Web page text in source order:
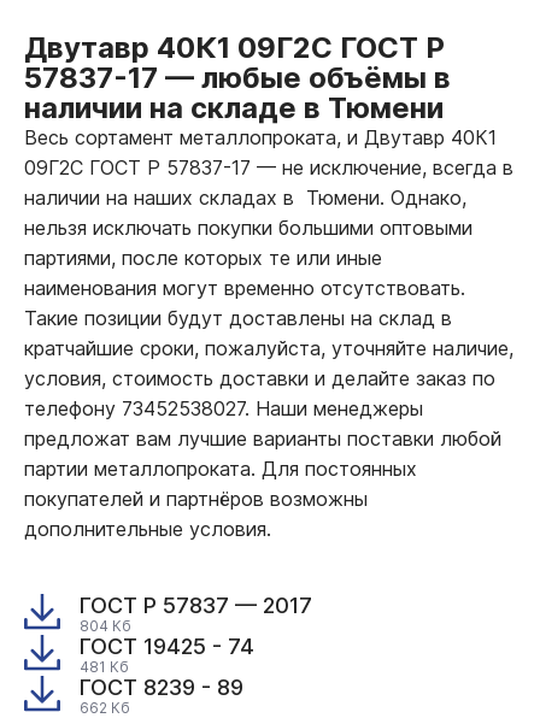
Двутавр 40К1 09Г2С ГОСТ Р
57837-17 — любые объёмы в
наличии на складе в Тюмени
Весь сортамент металлопроката, и Двутавр 40К1
09Г2С ГОСТ Р 57837-17 — не исключение, всегда в
наличии на наших складах в Тюмени. Однако,
нельзя исключать покупки большими оптовыми
партиями, после которых те или иные
наименования могут временно отсутствовать.
Такие позиции будут доставлены на склад в
кратчайшие сроки, пожалуйста, уточняйте наличие,
условия, стоимость доставки и делайте заказ по
телефону 73452538027. Наши менеджеры
предложат вам лучшие варианты поставки любой
партии металлопроката. Для постоянных
покупателей и партнёров возможны
дополнительные условия.
ГОСТ Р 57837 — 2017
804 Кб
ГОСТ 19425 - 74
481 Кб
ГОСТ 8239 - 89
662 Кб